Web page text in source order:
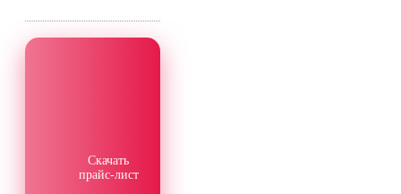
Скачать
прайс-лист